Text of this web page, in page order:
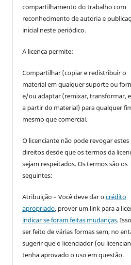
compartilhamento do trabalho com
reconhecimento de autoria e
inicial neste periódico.
A licença permite:
Compartilhar (copiar e redistribuir o
material em qualquer suporte ou
e/ou adaptar (remixar, transformar,
a partir do material) para qualquer
mesmo que comercial.
O licenciante não pode revogar estes
direitos desde que os termos da
sejam respeitados. Os termos são os
seguintes:
Atribuição – Você deve dar ocrédito
apropriado, prover um link para a
indicar se foram feitas mudanças.
ser feito de várias formas sem, no
sugerir que o licenciador (ou
tenha aprovado o uso em questão.